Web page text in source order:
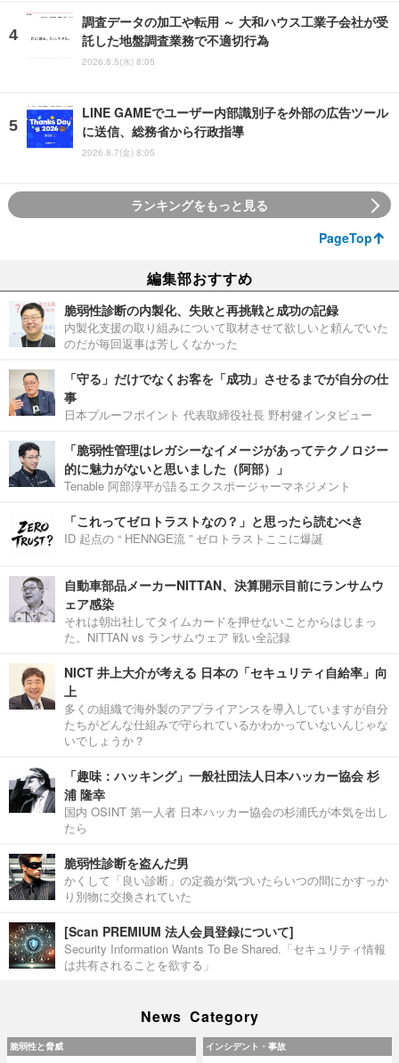
調査データの加工や転用 ～ 大和ハウス工業子会社が受
託した地盤調査業務で不適切行為
2026.8.5(水) 8:05
LINE GAMEでユーザー内部識別子を外部の広告ツール
に送信、総務省から行政指導
2026.8.7(金) 8:05
ランキングをもっと見る
PageTop
編集部おすすめ
脆弱性診断の内製化、失敗と再挑戦と成功の記録
内製化支援の取り組みについて取材させて欲しいと頼んでいた
のだが毎回返事は芳しくなかった
「守る」だけでなくお客を「成功」させるまでが自分の仕
事
日本プルーフポイント 代表取締役社長 野村健インタビュー
「脆弱性管理はレガシーなイメージがあってテクノロジー
的に魅力がないと思いました（阿部）」
Tenable 阿部淳平が語るエクスポージャーマネジメント
「これってゼロトラストなの？」と思ったら読むべき
ID 起点の “ HENNGE流 ” ゼロトラストここに爆誕
自動車部品メーカーNITTAN、決算開示目前にランサムウ
ェア感染
それは朝出社してタイムカードを押せないことからはじまっ
た。NITTAN vs ランサムウェア 戦い全記録
NICT 井上大介が考える 日本の「セキュリティ自給率」向
上
多くの組織で海外製のアプライアンスを導入していますが自分
たちがどんな仕組みで守られているかわかっていないんじゃな
いでしょうか？
「趣味：ハッキング」一般社団法人日本ハッカー協会 杉
浦 隆幸
国内 OSINT 第一人者 日本ハッカー協会の杉浦氏が本気を出し
たら
脆弱性診断を盗んだ男
かくして「良い診断」の定義が気づいたらいつの間にかすっか
り別物に交換されていた
[Scan PREMIUM 法人会員登録について]
Security Information Wants To Be Shared.「セキュリティ情報
は共有されることを欲する」
News Category
脆弱性と脅威 インシデント・事故